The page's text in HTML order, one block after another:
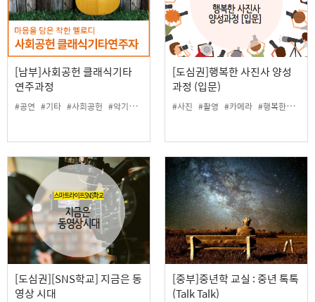
[남부]사회공헌 클래식기타
연주과정
#공연 #기타 #사회공헌 #악기 #클래식기타
[도심권]행복한 사진사 양성
과정 (입문)
#사진 #촬영 #카메라 #행복한사진사
[도심권][SNS학교] 지금은 동
영상 시대
[중부]중년학 교실 : 중년 톡톡
(Talk Talk)